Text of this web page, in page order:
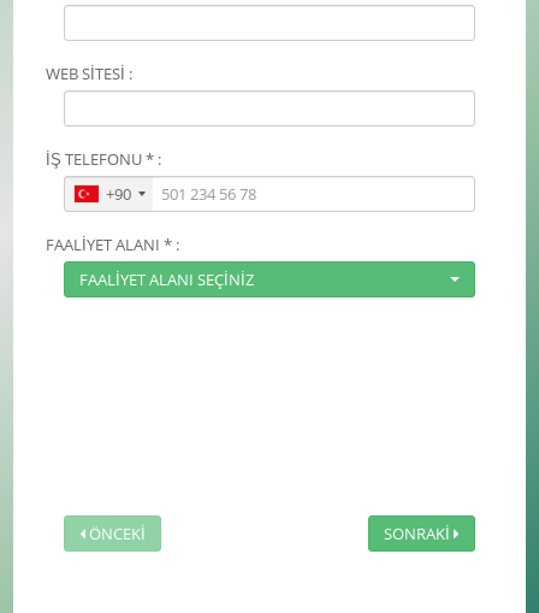
WEB SİTESİ :
İŞ TELEFONU * :
+90
FAALİYET ALANI * :
FAALİYET ALANI SEÇİNİZ
ÖNCEKİ SONRAKİ